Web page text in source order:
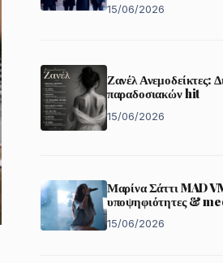
15/06/2026
Ζανέλ Ανεμοδείκτες:
παραδοσιακών hit
15/06/2026
Μαρίνα Σάττι MAD
υποψηφιότητες &
15/06/2026